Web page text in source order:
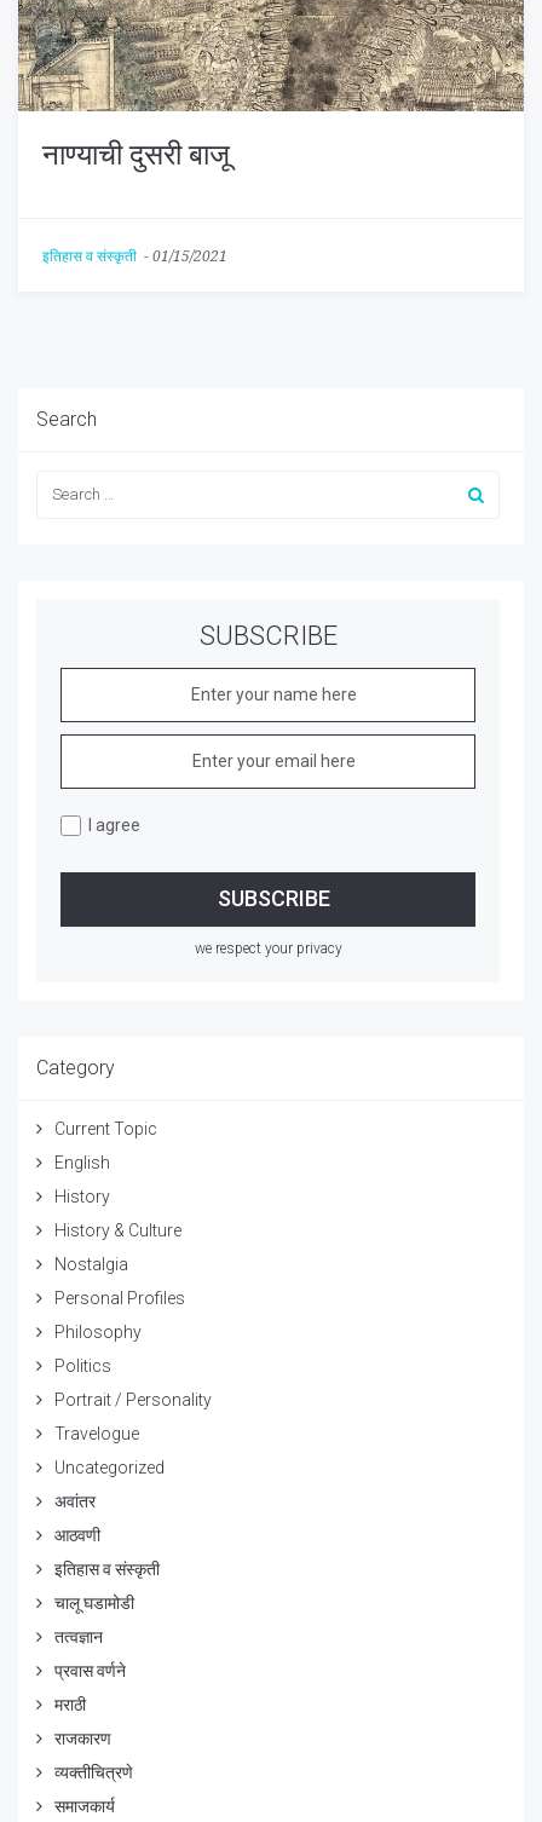
नाण्याची दुसरी बाजू
इतिहास व संस्कृती - 01/15/2021
Search
SUBSCRIBE
I agree
we respect your privacy
Category
Current Topic
English
History
History & Culture
Nostalgia
Personal Profiles
Philosophy
Politics
Portrait / Personality
Travelogue
Uncategorized
अवांतर
आठवणी
इतिहास व संस्कृती
चालू घडामोडी
तत्वज्ञान
प्रवास वर्णने
मराठी
राजकारण
व्यक्तीचित्रणे
समाजकार्य